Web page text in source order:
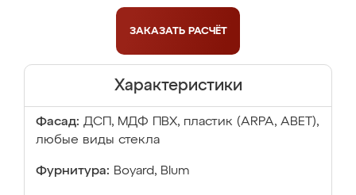
ЗАКАЗАТЬ РАСЧЁТ
Характеристики
Фасад: ДСП, МДФ ПВХ, пластик (ARPA, ABET),
любые виды стекла
Фурнитура: Boyard, Blum